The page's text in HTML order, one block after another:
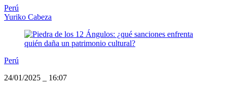
Perú
Yuriko Cabeza
Perú
24/01/2025
16:07